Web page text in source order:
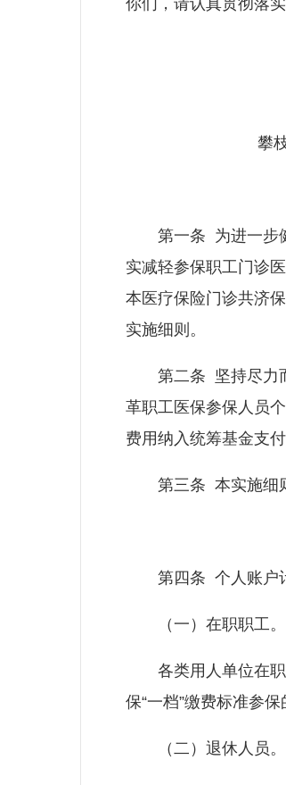
你们，请认真贯彻落实
攀
第一条 为进一步健
实减轻参保职工门诊
本医疗保险门诊共济
实施细则。
第二条 坚持尽力而
革职工医保参保人员
费用纳入统筹基金支
第三条 本实施细则
第四条 个人账户计
（一）在职职工。
各类用人单位在职
保“一档”缴费标准参
（二）退休人员。